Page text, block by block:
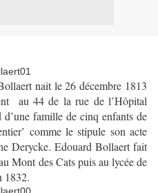
nait le 26 décembre 1813
au 44 de la rue de l’Hôpital
famille de cinq enfants de
comme le stipule son acte
Derycke. Edouard Bollaert fait
Mont des Cats puis au lycée de
1832.